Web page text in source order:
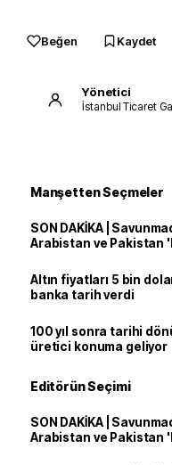
Beğen Kaydet
Yönetici
İstanbul Ticaret
Manşetten Seçmeler
SON DAKİKA |
Arabistan ve Pakistan
Altın fiyatları 5 bin
banka tarih verdi
100 yıl sonra tarihi
üretici konuma geliyor
Editörün Seçimi
SON DAKİKA |
Arabistan ve Pakistan